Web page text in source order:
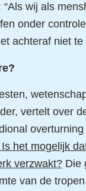
wij als
onder
achteraf niet te
vertelt over
het mogelijk
verzwakt?Die
van de